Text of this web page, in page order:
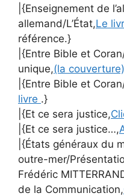
|{Enseignement de
allemand/L’État,Le
référence.}
|{Entre Bible et
unique,(la couverture)
|{Entre Bible et
livre .}
|{Et ce sera justice,
|{Et ce sera justice…,
|{États généraux du
outre-mer/
Frédéric
de la Communication,